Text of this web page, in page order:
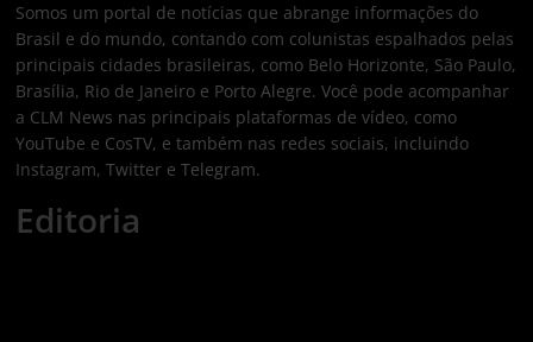
Somos um portal de notícias que abrange informações do
Brasil e do mundo, contando com colunistas espalhados pelas
principais cidades brasileiras, como Belo Horizonte, São Paulo,
Brasília, Rio de Janeiro e Porto Alegre. Você pode acompanhar
a CLM News nas principais plataformas de vídeo, como
YouTube e CosTV, e também nas redes sociais, incluindo
Instagram, Twitter e Telegram.
Editoria